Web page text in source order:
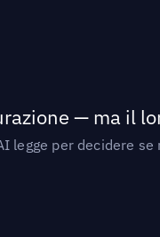
— ma il
per decidere